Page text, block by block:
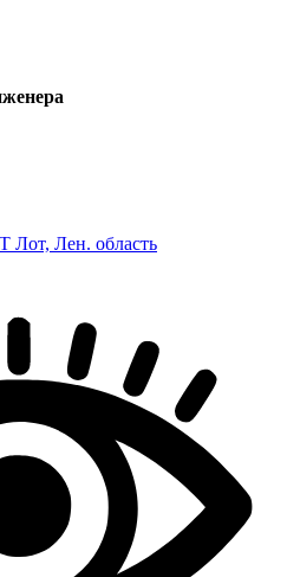
Лот, Лен. область